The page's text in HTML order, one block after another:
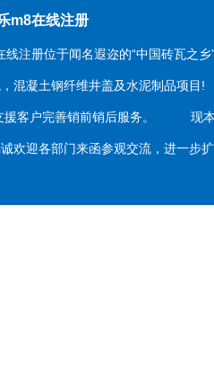
m8在线注册
册位于闻名遐迩的“中国砖瓦之乡
，混凝土钢纤维井盖及水泥制品项
援客户完善销前销后服务。 现本
诚欢迎各部门来函参观交流，进一